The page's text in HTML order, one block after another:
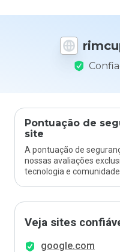
Pontuação de
site
A pontuação de
nossas avaliações
tecnologia e comunidade.
Veja sites
google.com
que